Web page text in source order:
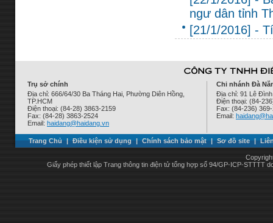
ngư dân tỉnh
[21/1/2016] -
Trụ sở chính
Địa chỉ: 666/64/30 Ba Tháng Hai, Phường Diên Hồng,
TP.HCM
Điện thoại: (84-28) 3863-2159
Fax: (84-28) 3863-2524
Email: haidang@haidang.vn
Chi nhánh Đà
Địa chỉ: 91 Lê
Điện thoại: (84-
Fax: (84-236)
Email:
Trang Chủ | Điều kiện sử dụng | Chính sách bảo mật | Sơ đồ site |
Giấy phép thiết lập Trang thông tin điện tử tổng hợp số 94/GP-ICP-STTTT